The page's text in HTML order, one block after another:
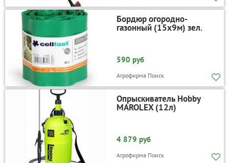
Бордюр огородно-
газонный (15х9м) зел.
590 руб
Агрофирма Поиск
Опрыскиватель Hobby
MAROLEX (12л)
4 879 руб
Агрофирма Поиск